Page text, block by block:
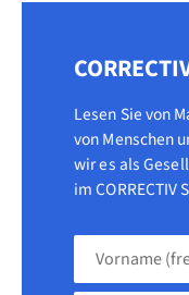
Lesen Sie von
von Menschen
wir es als
im CORRECTIV
Vorname
(freiwillig)